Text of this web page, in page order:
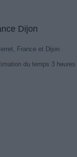
Dijon
France et Dijon.
du temps 3 heures